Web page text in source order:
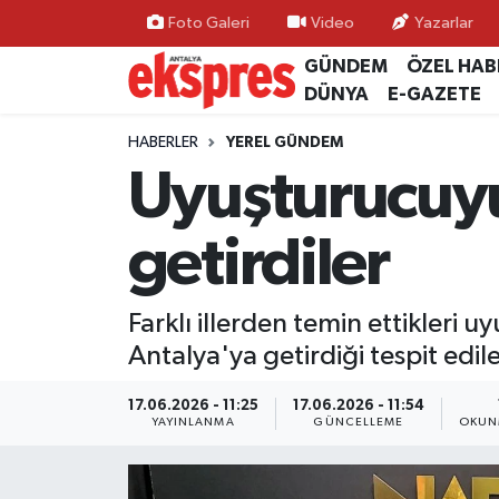
Foto Galeri Video Yazarlar
GÜNDEM ÖZEL
DÜNYA
E-GAZETE
HABERLER YEREL GÜNDEM
getirdiler
Farklı illerden temin ettikleri
Antalya'ya getirdiği tespit
17.06.2026 - 11:25
YAYINLANMA
17.06.2026 - 11:54
GÜNCELLEME
ÖZEL HABER
GÜNDEM
YEREL GÜNDEM
EKONOMİ
KÜLTÜR - SANAT
Nöbetçi Eczaneler
Hava Durumu
Trafik Durumu
Süper Lig Puan Durumu ve Fikstür
Tüm Manşetler
Son Dakika Haberleri
Haber Arşivi